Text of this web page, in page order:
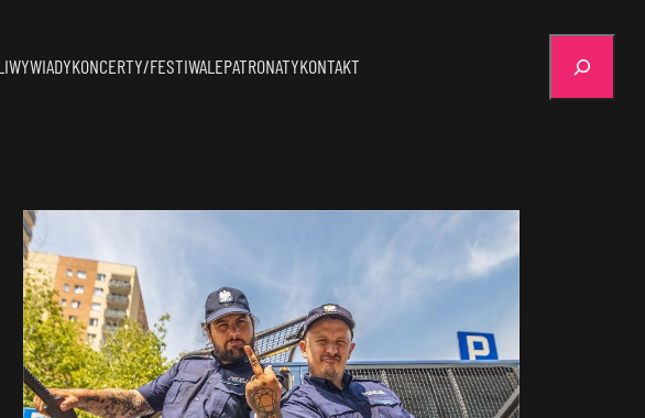
WYWIADYKONCERTY/FESTIWALEPATRONATYKONTAKT